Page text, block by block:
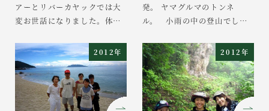
アーとリバーカヤックでは大
変お世話になりました。体力
組んでいただきましたが、お
かでさまでゆっくりしたペー
スで歩くことができ、気の向
くままに止まったり写真を撮
ったりできてよかったです。
発。 ヤマグルマのトンネ
ル。 小雨の中の登山でした
ょいですね！ おめでとうござ
いまーす！ 誰もいない静か
な森を堪能できましたでしょ
うか近くで見ると迫力ありま
すよねー まさに屋久島の
2012年 2012年